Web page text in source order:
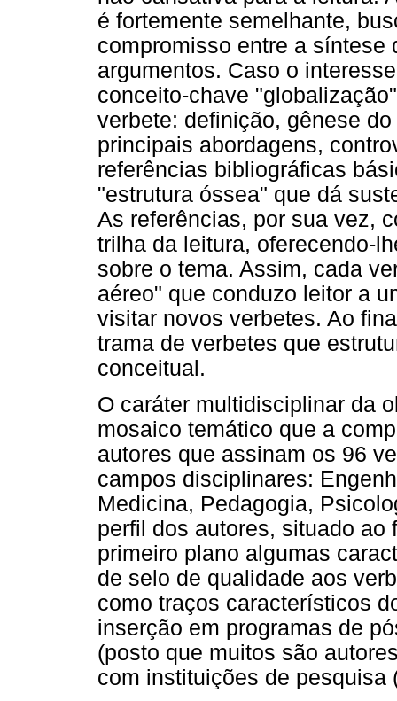
é fortemente semelhante,
compromisso entre a síntese
argumentos. Caso o
conceito-chave
verbete: definição, gênese
principais abordagens,
referências bibliográficas
"estrutura óssea" que dá
As referências, por sua vez,
trilha da leitura, oferecendo-
sobre o tema. Assim, cada
aéreo" que conduzo leitor a
visitar novos verbetes. Ao
trama de verbetes que
conceitual.
O caráter multidisciplinar da
mosaico temático que a
autores que assinam os 96
campos disciplinares:
Medicina, Pedagogia,
perfil dos autores, situado
primeiro plano algumas
de selo de qualidade aos
como traços característicos
inserção em programas de
(posto que muitos são
com instituições de pesquisa